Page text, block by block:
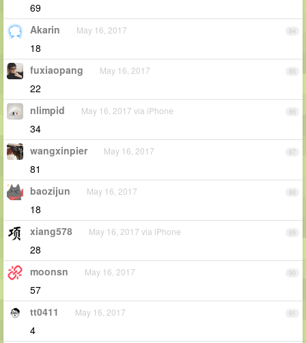
69
84
Akarin May 16, 2017
18
85
fuxiaopang May 16, 2017
22
86
nlimpid May 16, 2017 via iPhone
34
87
wangxinpier May 16, 2017
81
88
baozijun May 16, 2017
18
89
xiang578 May 16, 2017 via iPhone
28
90
moonsn May 16, 2017
57
91
tt0411 May 16, 2017
4